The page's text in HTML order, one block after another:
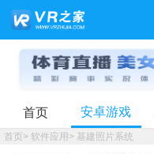
首页 安卓游戏
首页> 软件应用> 基建照片系统